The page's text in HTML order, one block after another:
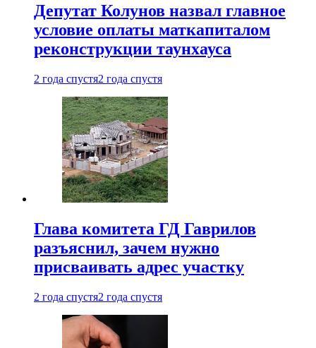
Депутат Колунов назвал главное
условие оплаты маткапиталом
реконструкции таунхауса
2 года спустя2 года спустя
Глава комитета ГД Гаврилов
разъяснил, зачем нужно
присваивать адрес участку
2 года спустя2 года спустя